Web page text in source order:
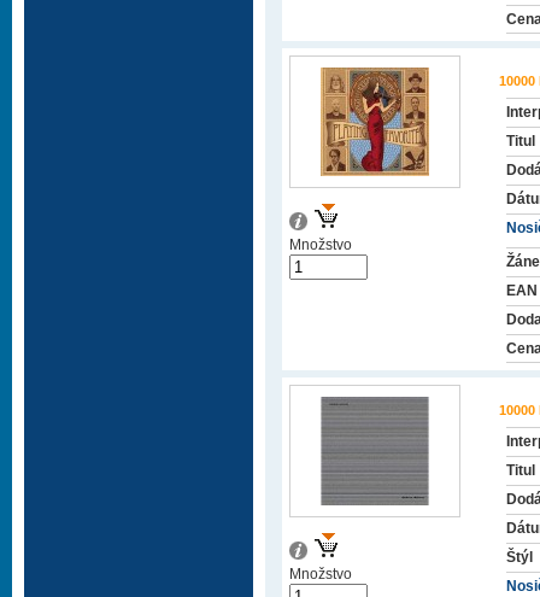
10000
Titul
EAN
Množstvo
10000
Titul
Štýl
Množstvo